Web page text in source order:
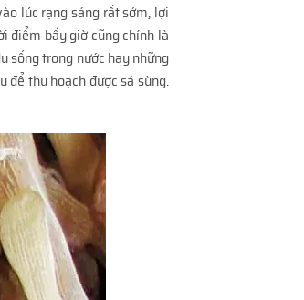
lúc rạng sáng rất sớm, lợi
điểm bấy giờ cũng chính là
sống trong nước hay những
để thu hoạch được sá sùng.